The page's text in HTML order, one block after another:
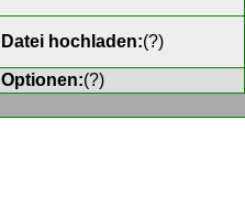
Datei hochladen:(?)
Optionen:(?)